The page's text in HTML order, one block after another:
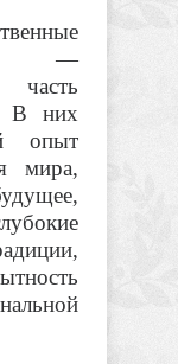
—
В них
опыт
мира,